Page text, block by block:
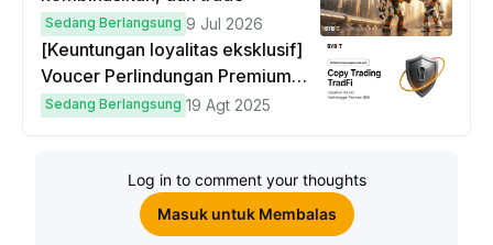
Sedang Berlangsung 9 Jul 2026
[Keuntungan loyalitas eksklusif]
Voucer Perlindungan Premium
hingga $50
Sedang Berlangsung 19 Agt 2025
Log in to comment your thoughts
Masuk untuk Membalas